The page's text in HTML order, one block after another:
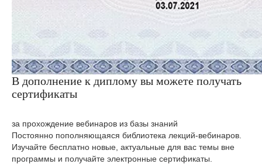
В дополнение к диплому вы можете получать
сертификаты
за прохождение вебинаров из базы знаний
Постоянно пополняющаяся библиотека лекций-вебинаров.
Изучайте бесплатно новые, актуальные для вас темы вне
программы и получайте электронные сертификаты.